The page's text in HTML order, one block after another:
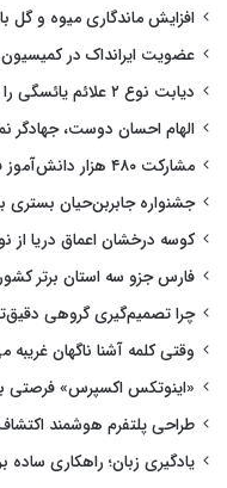
افزایش ماندگاری میوه و گل
عضویت ایرانداک در
دیابت نوع ۲ علائم یائسگی را تشدید می‌کند
الهام احسان دوست، جهادگر
مشارکت ۴۸۰ هزار دانش‌آموز فارس در جشنواره استانی جابر بن حیان
جشنواره جابربن‌حیان
کوسه درخشان اعماق دریا از
فارس جزو سه استان برتر
چرا تصمیم‌گیری گروهی
وقتی کلمه آشنا ناگهان
«اینوتکس اکسپرس» فرصتی
طراحی پلتفرم هوشمند
یادگیری زبان؛ راهکاری ساده